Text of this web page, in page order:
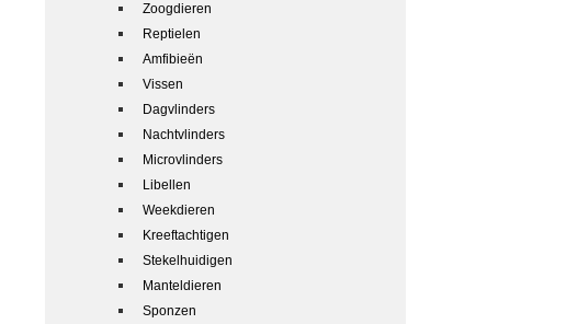
Zoogdieren
Reptielen
Amfibieën
Vissen
Dagvlinders
Nachtvlinders
Microvlinders
Libellen
Weekdieren
Kreeftachtigen
Stekelhuidigen
Manteldieren
Sponzen